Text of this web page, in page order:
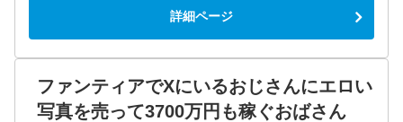
詳細ページ
ファンティアでXにいるおじさんにエロい
写真を売って3700万円も稼ぐおばさん